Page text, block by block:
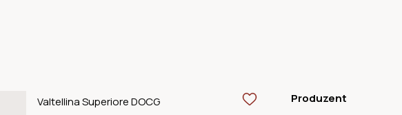
Valtellina Superiore DOCG
Produzent